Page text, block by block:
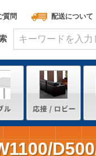
質問 配送について